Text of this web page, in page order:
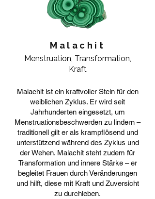
Malachit
Menstruation, Transformation,
Kraft
Malachit ist ein kraftvoller Stein für den
weiblichen Zyklus. Er wird seit
Jahrhunderten eingesetzt, um
Menstruationsbeschwerden zu lindern –
traditionell gilt er als krampflösend und
unterstützend während des Zyklus und
der Wehen. Malachit steht zudem für
Transformation und innere Stärke – er
begleitet Frauen durch Veränderungen
und hilft, diese mit Kraft und Zuversicht
zu durchleben.